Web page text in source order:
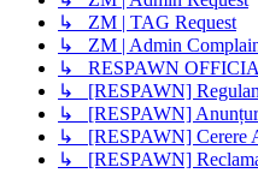
↳ ZM | TAG Request
↳ ZM | Admin
↳ RESPAWN
↳ [RESPAWN]
↳ [RESPAWN]
↳ [RESPAWN] Cerere
↳ [RESPAWN]